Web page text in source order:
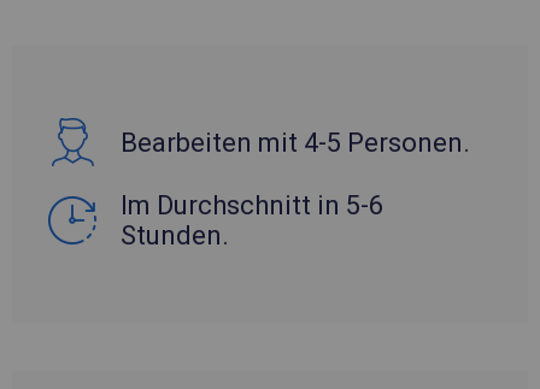
Bearbeiten mit 4-5 Personen.
Im Durchschnitt in 5-6
Stunden.